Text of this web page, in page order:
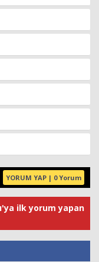
YORUM YAP | 0 Yorum
ilk yorum yapan